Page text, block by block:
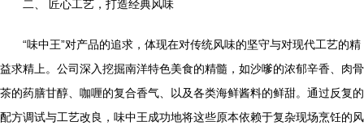
二、 匠心工艺，打造经典风味
“味中王”对产品的追求，体现在对传统风味的坚守与对现代工艺的精
益求精上。公司深入挖掘南洋特色美食的精髓，如沙嗲的浓郁辛香、肉骨
茶的药膳甘醇、咖喱的复合香气、以及各类海鲜酱料的鲜甜。通过反复的
配方调试与工艺改良，味中王成功地将这些原本依赖于复杂现场烹饪的风